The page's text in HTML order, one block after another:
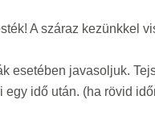
A száraz kezünkkel
esetében javasoljuk.
idő után. (ha rövid